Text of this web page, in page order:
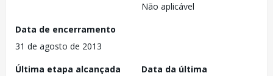
Não aplicável
Data de encerramento
31 de agosto de 2013
Última etapa alcançada
Data da última